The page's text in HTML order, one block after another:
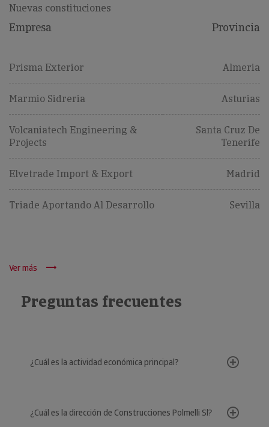
Nuevas constituciones
Empresa Provincia
Prisma Exterior Almeria
Marmio Sidreria Asturias
Volcaniatech Engineering &
Projects
Santa Cruz De
Tenerife
Elvetrade Import & Export Madrid
Triade Aportando Al Desarrollo Sevilla
Ver más
Preguntas frecuentes
¿Cuál es la actividad económica principal?
¿Cuál es la dirección de Construcciones Polmelli Sl?